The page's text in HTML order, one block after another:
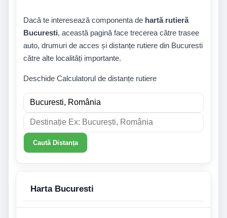
Dacă te interesează componenta de hartă rutieră
Bucuresti, această pagină face trecerea către trasee
auto, drumuri de acces și distanțe rutiere din Bucuresti
către alte localități importante.
Deschide Calculatorul de distanțe rutiere
Caută Distanța
Harta Bucuresti